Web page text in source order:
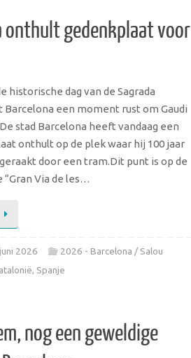
onthult gedenkplaat voor
historische dag van de Sagrada
Barcelona een moment rust om Gaudi
stad Barcelona heeft vandaag een
onthult op de plek waar hij 100 jaar
door een tram.Dit punt is op de
“Gran Via de les…
2026
2026 - Barcelona / Salou
, Spanje
nog een geweldige